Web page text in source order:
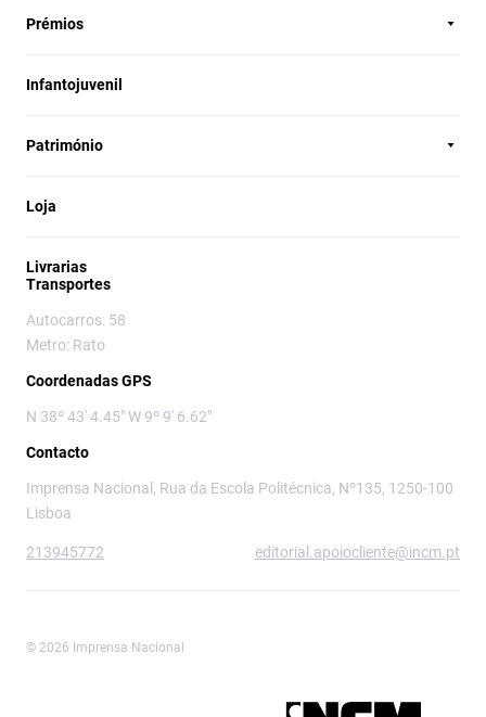
Prémios
Infantojuvenil
Património
Loja
Livrarias
Transportes
Autocarros: 58
Metro: Rato
Coordenadas GPS
N 38º 43' 4.45" W 9º 9' 6.62"
Contacto
Imprensa Nacional, Rua da Escola Politécnica, Nº135, 1250-100
Lisboa
213945772 editorial.apoiocliente@incm.pt
© 2026 Imprensa Nacional